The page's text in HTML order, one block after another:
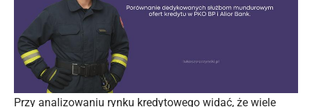
Przy analizowaniu rynku kredytowego widać, że wiele